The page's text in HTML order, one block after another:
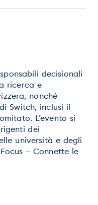
decisionali
ricerca e
nonché
Switch, inclusi il
L’evento si
dei
università e degli
– Connette le